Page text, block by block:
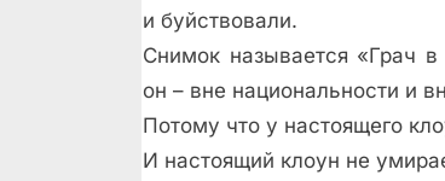
и буйствовали.
Снимок называется «Грач
он – вне национальности и
Потому что у настоящего
И настоящий клоун не